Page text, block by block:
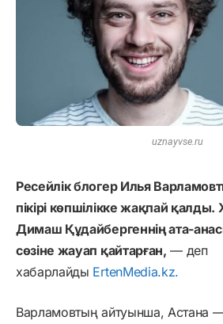
uznayvse.ru
Ресейлік блогер Илья
пікірі көпшілікке жақпай қалды.
Димаш Құдайбергеннің ата-
сөзіне жауап қайтарған, — деп
хабарлайды ErtenMedia.kz.
Варламовтың айтуынша, Астана